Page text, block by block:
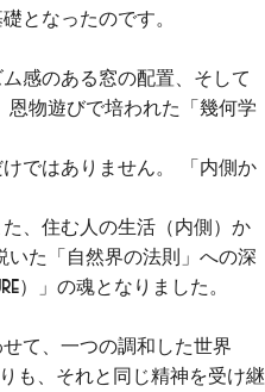
となったのです。
感のある窓の配置、そして
恩物遊びで培われた「幾何学
ではありません。 「内側か
、住む人の生活（内側）か
いた「自然界の法則」への深
」の魂となりました。
て、一つの調和した世界
も、それと同じ精神を受け継